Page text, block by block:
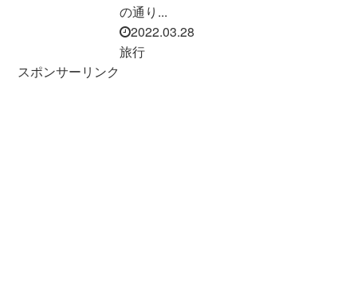
の通り...
2022.03.28
旅行
スポンサーリンク